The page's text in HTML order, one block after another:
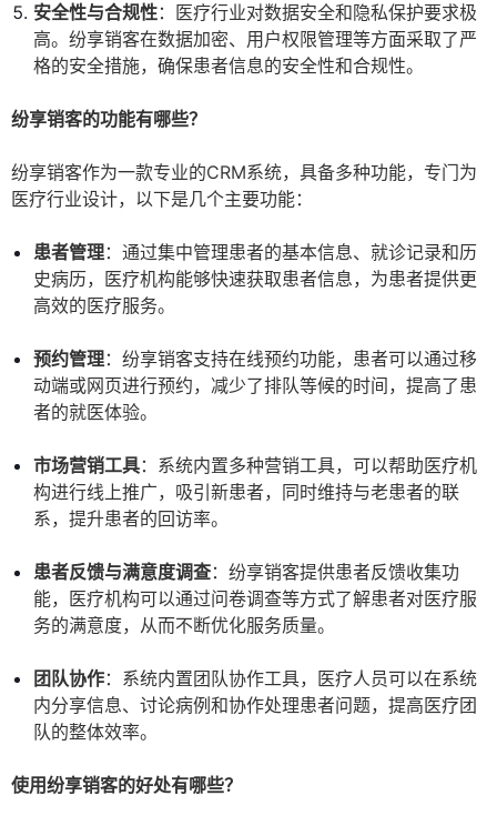
安全性与合规性：医疗行业对数据安全和隐私保护要求极
高。纷享销客在数据加密、用户权限管理等方面采取了严
格的安全措施，确保患者信息的安全性和合规性。
纷享销客的功能有哪些？
纷享销客作为一款专业的CRM系统，具备多种功能，专门为
医疗行业设计，以下是几个主要功能：
患者管理：通过集中管理患者的基本信息、就诊记录和历
史病历，医疗机构能够快速获取患者信息，为患者提供更
高效的医疗服务。
预约管理：纷享销客支持在线预约功能，患者可以通过移
动端或网页进行预约，减少了排队等候的时间，提高了患
者的就医体验。
市场营销工具：系统内置多种营销工具，可以帮助医疗机
构进行线上推广，吸引新患者，同时维持与老患者的联
系，提升患者的回访率。
患者反馈与满意度调查：纷享销客提供患者反馈收集功
能，医疗机构可以通过问卷调查等方式了解患者对医疗服
务的满意度，从而不断优化服务质量。
团队协作：系统内置团队协作工具，医疗人员可以在系统
内分享信息、讨论病例和协作处理患者问题，提高医疗团
队的整体效率。
使用纷享销客的好处有哪些？